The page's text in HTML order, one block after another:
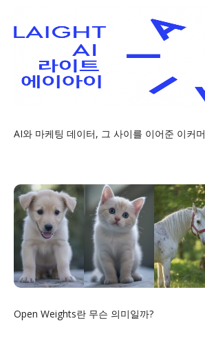
AI와 마케팅 데이터, 그 사이를 이어준 이커
Open Weights란 무슨 의미일까?